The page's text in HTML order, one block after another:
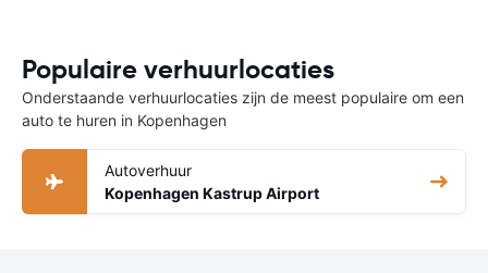
Populaire verhuurlocaties
Onderstaande verhuurlocaties zijn de meest populaire om een
auto te huren in Kopenhagen
Autoverhuur
Kopenhagen Kastrup Airport